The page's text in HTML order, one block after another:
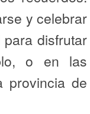
y celebrar
disfrutar
o en las
provincia de